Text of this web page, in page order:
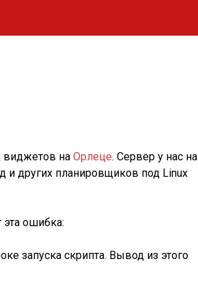
виджетов наОрлеце. Сервер у нас на
и других планировщиков под Linux
ошибка:
запуска скрипта. Вывод из этого